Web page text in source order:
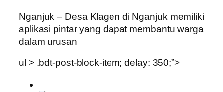
Nganjuk – Desa Klagen di Nganjuk memiliki
aplikasi pintar yang dapat membantu warga
dalam urusan
ul > .bdt-post-block-item; delay: 350;”>